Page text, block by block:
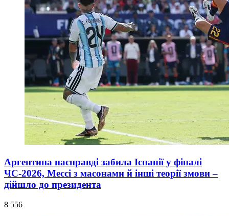
Аргентина насправді забила Іспанії у фіналі
ЧС-2026, Мессі з масонами й інші теорії змови –
дійшло до президента
8 556